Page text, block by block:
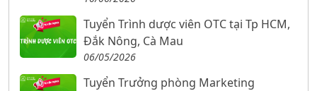
Tuyển Trình dược viên OTC tại Tp HCM,
Đắk Nông, Cà Mau
06/05/2026
Tuyển Trưởng phòng Marketing